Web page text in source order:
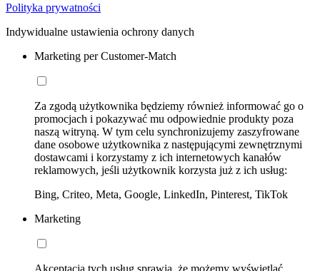
Polityka prywatności
Indywidualne ustawienia ochrony danych
Marketing per Customer-Match
Za zgodą użytkownika będziemy również informować go o
promocjach i pokazywać mu odpowiednie produkty poza
naszą witryną. W tym celu synchronizujemy zaszyfrowane
dane osobowe użytkownika z następującymi zewnętrznymi
dostawcami i korzystamy z ich internetowych kanałów
reklamowych, jeśli użytkownik korzysta już z ich usług:
Bing, Criteo, Meta, Google, LinkedIn, Pinterest, TikTok
Marketing
Akceptacja tych usług sprawia, że możemy wyświetlać